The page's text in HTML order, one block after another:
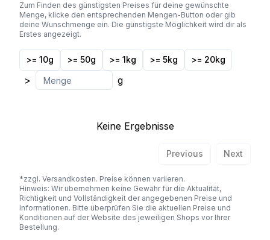
Zum Finden des günstigsten Preises für deine gewünschte
Menge, klicke den entsprechenden Mengen-Button oder gib
deine Wunschmenge ein. Die günstigste Möglichkeit wird dir als
Erstes angezeigt.
>= 10g >= 50g >= 1kg >= 5kg >= 20kg
> g
Keine Ergebnisse
Previous Next
*zzgl. Versandkosten. Preise können variieren.
Hinweis: Wir übernehmen keine Gewähr für die Aktualität,
Richtigkeit und Vollständigkeit der angegebenen Preise und
Informationen. Bitte überprüfen Sie die aktuellen Preise und
Konditionen auf der Website des jeweiligen Shops vor Ihrer
Bestellung.